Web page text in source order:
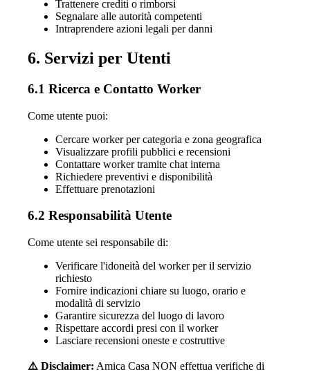
Trattenere crediti o rimborsi
Segnalare alle autorità competenti
Intraprendere azioni legali per danni
6. Servizi per Utenti
6.1 Ricerca e Contatto Worker
Come utente puoi:
Cercare worker per categoria e zona geografica
Visualizzare profili pubblici e recensioni
Contattare worker tramite chat interna
Richiedere preventivi e disponibilità
Effettuare prenotazioni
6.2 Responsabilità Utente
Come utente sei responsabile di:
Verificare l'idoneità del worker per il servizio
richiesto
Fornire indicazioni chiare su luogo, orario e
modalità di servizio
Garantire sicurezza del luogo di lavoro
Rispettare accordi presi con il worker
Lasciare recensioni oneste e costruttive
⚠️ Disclaimer: Amica Casa NON effettua verifiche di